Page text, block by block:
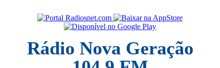
Rádio Nova Geração